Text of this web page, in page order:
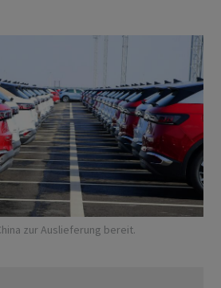
zur Auslieferung bereit.